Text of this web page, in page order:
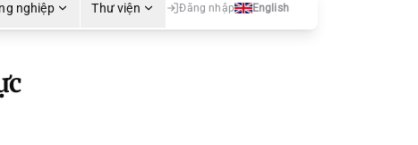
nghiệp Thư viện Đăng nhập English